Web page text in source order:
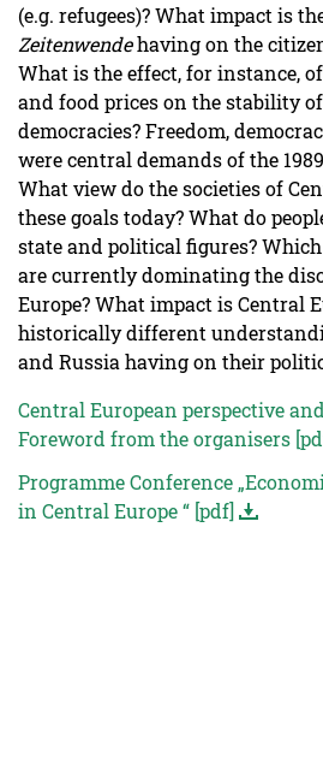
(e.g. refugees)? What impact is
Zeitenwendehaving on the
What is the effect, for instance,
and food prices on the stability
democracies? Freedom,
were central demands of the
What view do the societies of
these goals today? What do
state and political figures?
are currently dominating the
Europe? What impact is Central
historically different
and Russia having on their
Central European perspective
Foreword from the organisers
Programme Conference
in Central Europe “ [pdf]